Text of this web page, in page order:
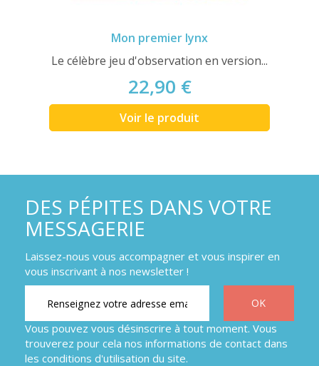
Mon premier lynx
Le célèbre jeu d'observation en version...
22,90 €
Voir le produit
DES PÉPITES DANS VOTRE
MESSAGERIE
Laissez-nous vous accompagner et vous inspirer en
vous inscrivant à nos newsletter !
Vous pouvez vous désinscrire à tout moment. Vous
trouverez pour cela nos informations de contact dans
les conditions d'utilisation du site.